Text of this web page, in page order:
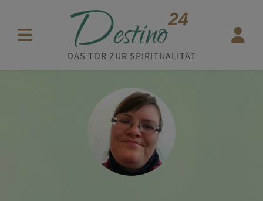
Destino24
DAS TOR ZUR SPIRITUALITÄT